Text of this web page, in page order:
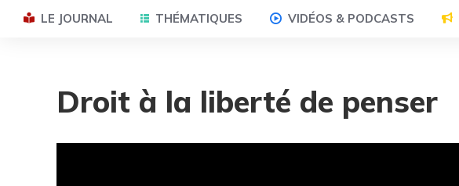
LE JOURNAL THÉMATIQUES VIDÉOS & PODCASTS
Droit à la liberté de penser